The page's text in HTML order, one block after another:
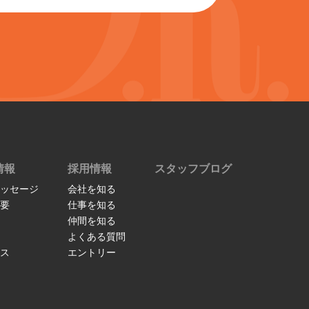
報
セージ
採用情報
会社を知る
仕事を知る
仲間を知る
よくある質問
エントリー
スタッフブログ